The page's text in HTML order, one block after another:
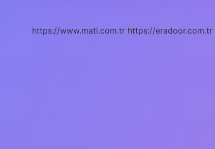
https://www.mati.com.tr https://eradoor.com.tr